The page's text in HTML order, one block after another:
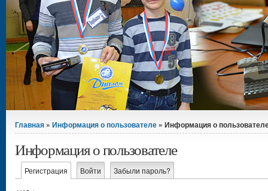
Вы здесь
Главная » Информация о пользователе » Информация о
Информация о пользователе
Главные вкладки
Регистрация (активная вкладка)
Войти Забыли пароль?